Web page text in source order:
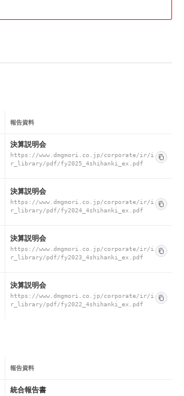
報告資料
決算説明会
https://www.dmgmori.co.jp/corporate/ir/i
r_library/pdf/fy2025_4shihanki_ex.pdf
決算説明会
https://www.dmgmori.co.jp/corporate/ir/i
r_library/pdf/fy2024_4shihanki_ex.pdf
決算説明会
https://www.dmgmori.co.jp/corporate/ir/i
r_library/pdf/fy2023_4shihanki_ex.pdf
決算説明会
https://www.dmgmori.co.jp/corporate/ir/i
r_library/pdf/fy2022_4shihanki_ex.pdf
報告資料
統合報告書